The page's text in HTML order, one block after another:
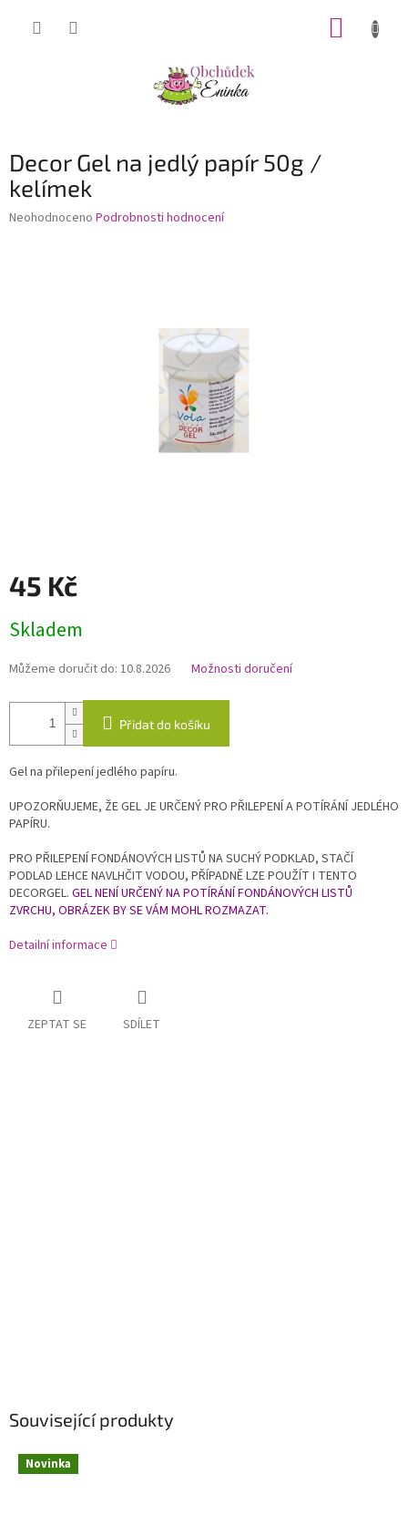
Decor Gel na jedlý papír 50g /
kelímek
Průměrné
Neohodnoceno Podrobnosti hodnocení
45 Kč
cena:
Skladem
Můžeme doručit do: 10.8.2026 Možnosti doručení
Přidat do košíku
Gel na přilepení jedlého papíru.
UPOZORŇUJEME, ŽE GEL JE URČENÝ PRO PŘILEPENÍ A POTÍRÁNÍ JEDLÉHO
PAPÍRU.
PRO PŘILEPENÍ FONDÁNOVÝCH LISTŮ NA SUCHÝ PODKLAD, STAČÍ
PODLAD LEHCE NAVLHČIT VODOU, PŘÍPADNĚ LZE POUŽÍT I TENTO
DECORGEL. GEL NENÍ URČENÝ NA POTÍRÁNÍ FONDÁNOVÝCH LISTŮ
ZVRCHU, OBRÁZEK BY SE VÁM MOHL ROZMAZAT.
Detailní informace
ZEPTAT SE SDÍLET
Související produkty
Novinka